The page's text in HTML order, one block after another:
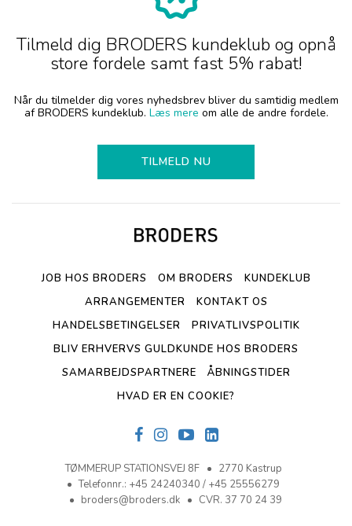
Tilmeld dig BRODERS kundeklub og opnå
store fordele samt fast 5% rabat!
Når du tilmelder dig vores nyhedsbrev bliver du samtidig medlem
af BRODERS kundeklub. Læs mere om alle de andre fordele.
TILMELD NU
JOB HOS BRODERS OM BRODERS
KUNDEKLUB
ARRANGEMENTER
KONTAKT OS
HANDELSBETINGELSER
PRIVATLIVSPOLITIK
BLIV ERHVERVS GULDKUNDE HOS BRODERS
SAMARBEJDSPARTNERE
ÅBNINGSTIDER
HVAD ER EN COOKIE?
TØMMERUP STATIONSVEJ 8F
2770 Kastrup
Telefonnr.: +45 24240340 / +45 25556279
broders@broders.dk
CVR. 37 70 24 39